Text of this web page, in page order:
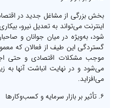
بخش بزرگی از مشاغل جدید در
اینترنت می‌تواند به تعدیل نیرو،
شود، به‌ویژه در میان جوانان و
گستردگی این طیف از فعالان که
موجب مشکلات اقتصادی و حتی
می‌شود و در نهایت انباشت آنها به
می‌افزاید.
۶. تأثیر بر بازار سرمایه و کسب‌وکارها